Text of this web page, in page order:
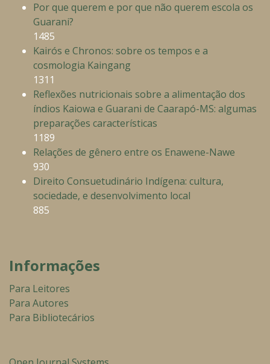
Por que querem e por que não querem escola os
Guarani?
1485
Kairós e Chronos: sobre os tempos e a
cosmologia Kaingang
1311
Reflexões nutricionais sobre a alimentação dos
índios Kaiowa e Guarani de Caarapó-MS: algumas
preparações características
1189
Relações de gênero entre os Enawene-Nawe
930
Direito Consuetudinário Indígena: cultura,
sociedade, e desenvolvimento local
885
Informações
Para Leitores
Para Autores
Para Bibliotecários